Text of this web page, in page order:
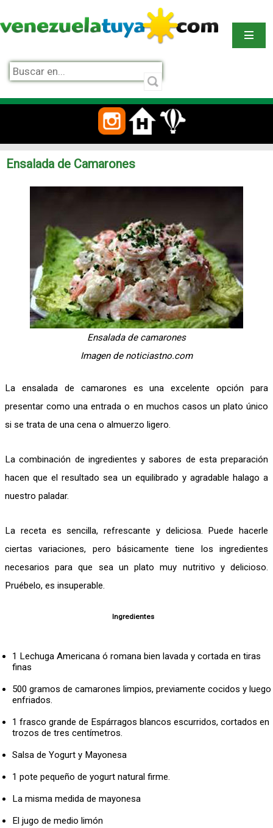
Ensalada de Camarones
Ensalada de camarones
Imagen de noticiastno.com
La ensalada de camarones es una excelente opción para
presentar como una entrada o en muchos casos un plato único
si se trata de una cena o almuerzo ligero.
La combinación de ingredientes y sabores de esta preparación
hacen que el resultado sea un equilibrado y agradable halago a
nuestro paladar.
La receta es sencilla, refrescante y deliciosa. Puede hacerle
ciertas variaciones, pero básicamente tiene los ingredientes
necesarios para que sea un plato muy nutritivo y delicioso.
Pruébelo, es insuperable.
Ingredientes
1 Lechuga Americana ó romana bien lavada y cortada en tiras
finas
500 gramos de camarones limpios, previamente cocidos y luego
enfriados.
1 frasco grande de Espárragos blancos escurridos, cortados en
trozos de tres centímetros.
Salsa de Yogurt y Mayonesa
1 pote pequeño de yogurt natural firme.
La misma medida de mayonesa
El jugo de medio limón